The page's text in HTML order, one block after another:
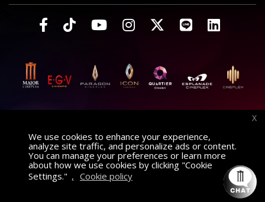
We use cookies to enhance your experience,
analyze site traffic, and personalize ads or content.
You can manage your preferences or learn more
about how we use cookies by clicking "Cookie
Settings." , Cookie policy
X